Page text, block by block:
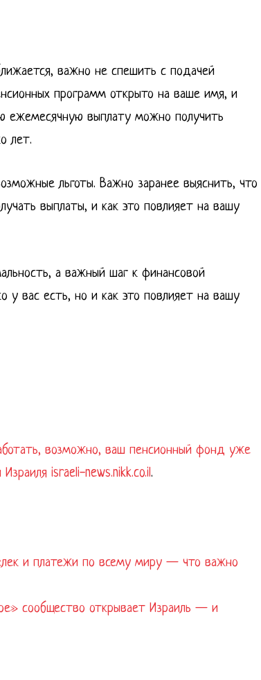
важно не спешить с подачей
программ открыто на ваше имя, и
ежемесячную выплату можно получить
лет.
льготы. Важно заранее выяснить, что
выплаты, и как это повлияет на вашу
а важный шаг к финансовой
у вас есть, но и как это повлияет на вашу
возможно, ваш пенсионный фонд уже
israeli-news.nikk.co.il.
и платежи по всему миру — что важно
сообщество открывает Израиль — и